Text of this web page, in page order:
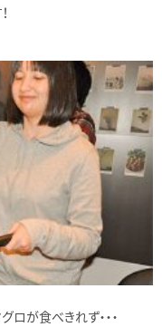
が食べきれず・・・